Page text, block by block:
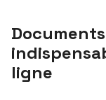
ligne